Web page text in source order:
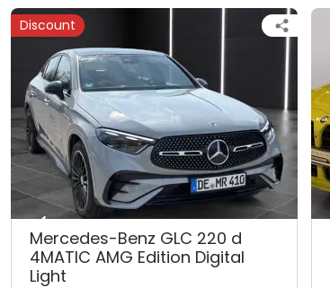
Discount
Mercedes-Benz GLC 220 d
4MATIC AMG Edition Digital
Light